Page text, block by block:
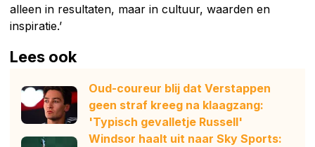
alleen in resultaten, maar in cultuur, waarden en
inspiratie.’
Lees ook
Oud-coureur blij dat Verstappen
geen straf kreeg na klaagzang:
'Typisch gevalletje Russell'
Windsor haalt uit naar Sky Sports: